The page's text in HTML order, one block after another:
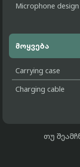
Microphone design
მოყვება
Carrying case
Charging cable
თუ